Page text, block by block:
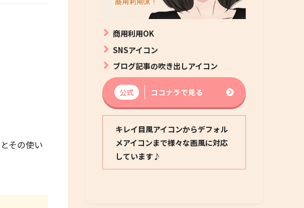
とその使い
商用利用OK
SNSアイコン
ブログ記事の吹き出しアイコン
公式 ココナラで見る
キレイ目風アイコンからデフォル
メアイコンまで様々な画風に対応
しています♪